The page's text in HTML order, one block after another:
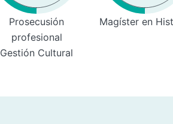
Prosecusión
profesional
Gestión Cultural
Magíster en